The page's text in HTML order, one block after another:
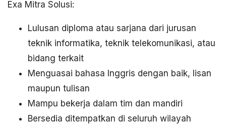
Exa Mitra Solusi:
Lulusan diploma atau sarjana dari jurusan
teknik informatika, teknik telekomunikasi, atau
bidang terkait
Menguasai bahasa Inggris dengan baik, lisan
maupun tulisan
Mampu bekerja dalam tim dan mandiri
Bersedia ditempatkan di seluruh wilayah